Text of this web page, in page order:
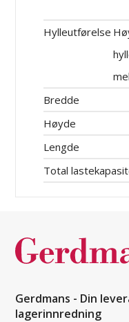
Hylleutførelse
Bredde
Høyde
Lengde
Total
Gerdmans - Din
lagerinnredning